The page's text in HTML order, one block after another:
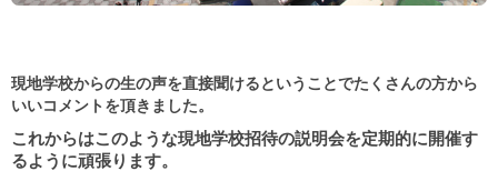
現地学校からの生の声を直接聞けるということでたくさんの方から
いいコメントを頂きました。
これからはこのような現地学校招待の説明会を定期的に開催す
るように頑張ります。